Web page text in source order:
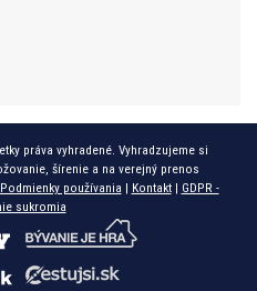
práva vyhradené. Vyhradzujeme si
šírenie a na verejný prenos
Podmienky používania | Kontakt| GDPR -
sukromia